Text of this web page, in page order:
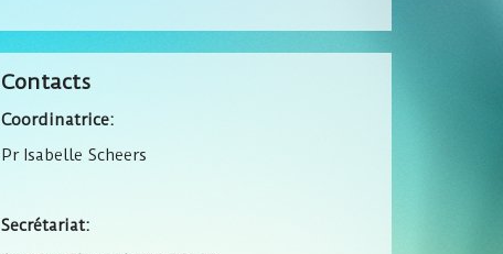
Contacts
Coordinatrice:
Pr Isabelle Scheers
Secrétariat: